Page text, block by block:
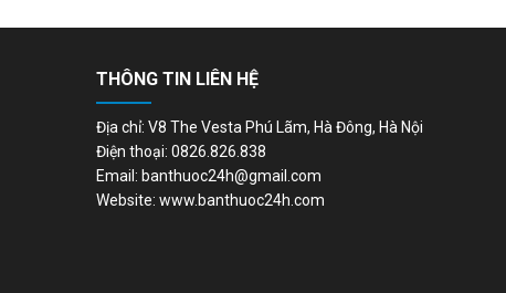
THÔNG TIN LIÊN HỆ
Địa chỉ: V8 The Vesta Phú Lãm, Hà Đông, Hà Nội
Điện thoại: 0826.826.838
Email: banthuoc24h@gmail.com
Website: www.banthuoc24h.com